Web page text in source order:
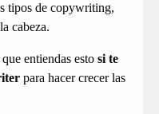
tipos de copywriting,
cabeza.
entiendas esto si te
para hacer crecer las